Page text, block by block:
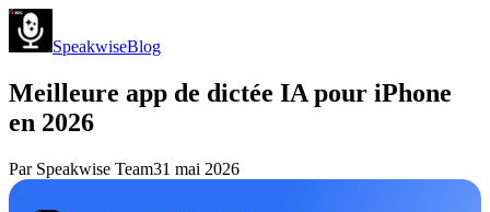
SpeakwiseBlog
Meilleure app de dictée IA pour iPhone
en 2026
Par Speakwise Team31 mai 2026